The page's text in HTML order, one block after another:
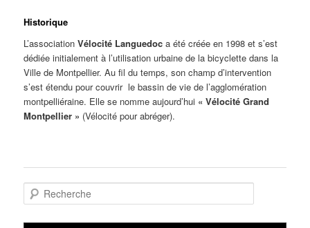
Historique
L’associationVélocité Languedoc a été créée en 1998 et s’est
dédiée initialement à l’utilisation urbaine de la bicyclette dans la
Ville de Montpellier. Au fil du temps, son champ d’intervention
s’est étendu pour couvrir le bassin de vie de l’agglomération
montpelliéraine. Elle se nomme aujourd’hui « Vélocité Grand
Montpellier » (Vélocité pour abréger).
e